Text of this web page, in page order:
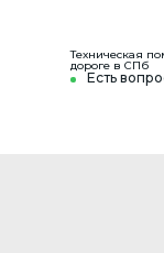
Есть
Техническая
дороге в СПб